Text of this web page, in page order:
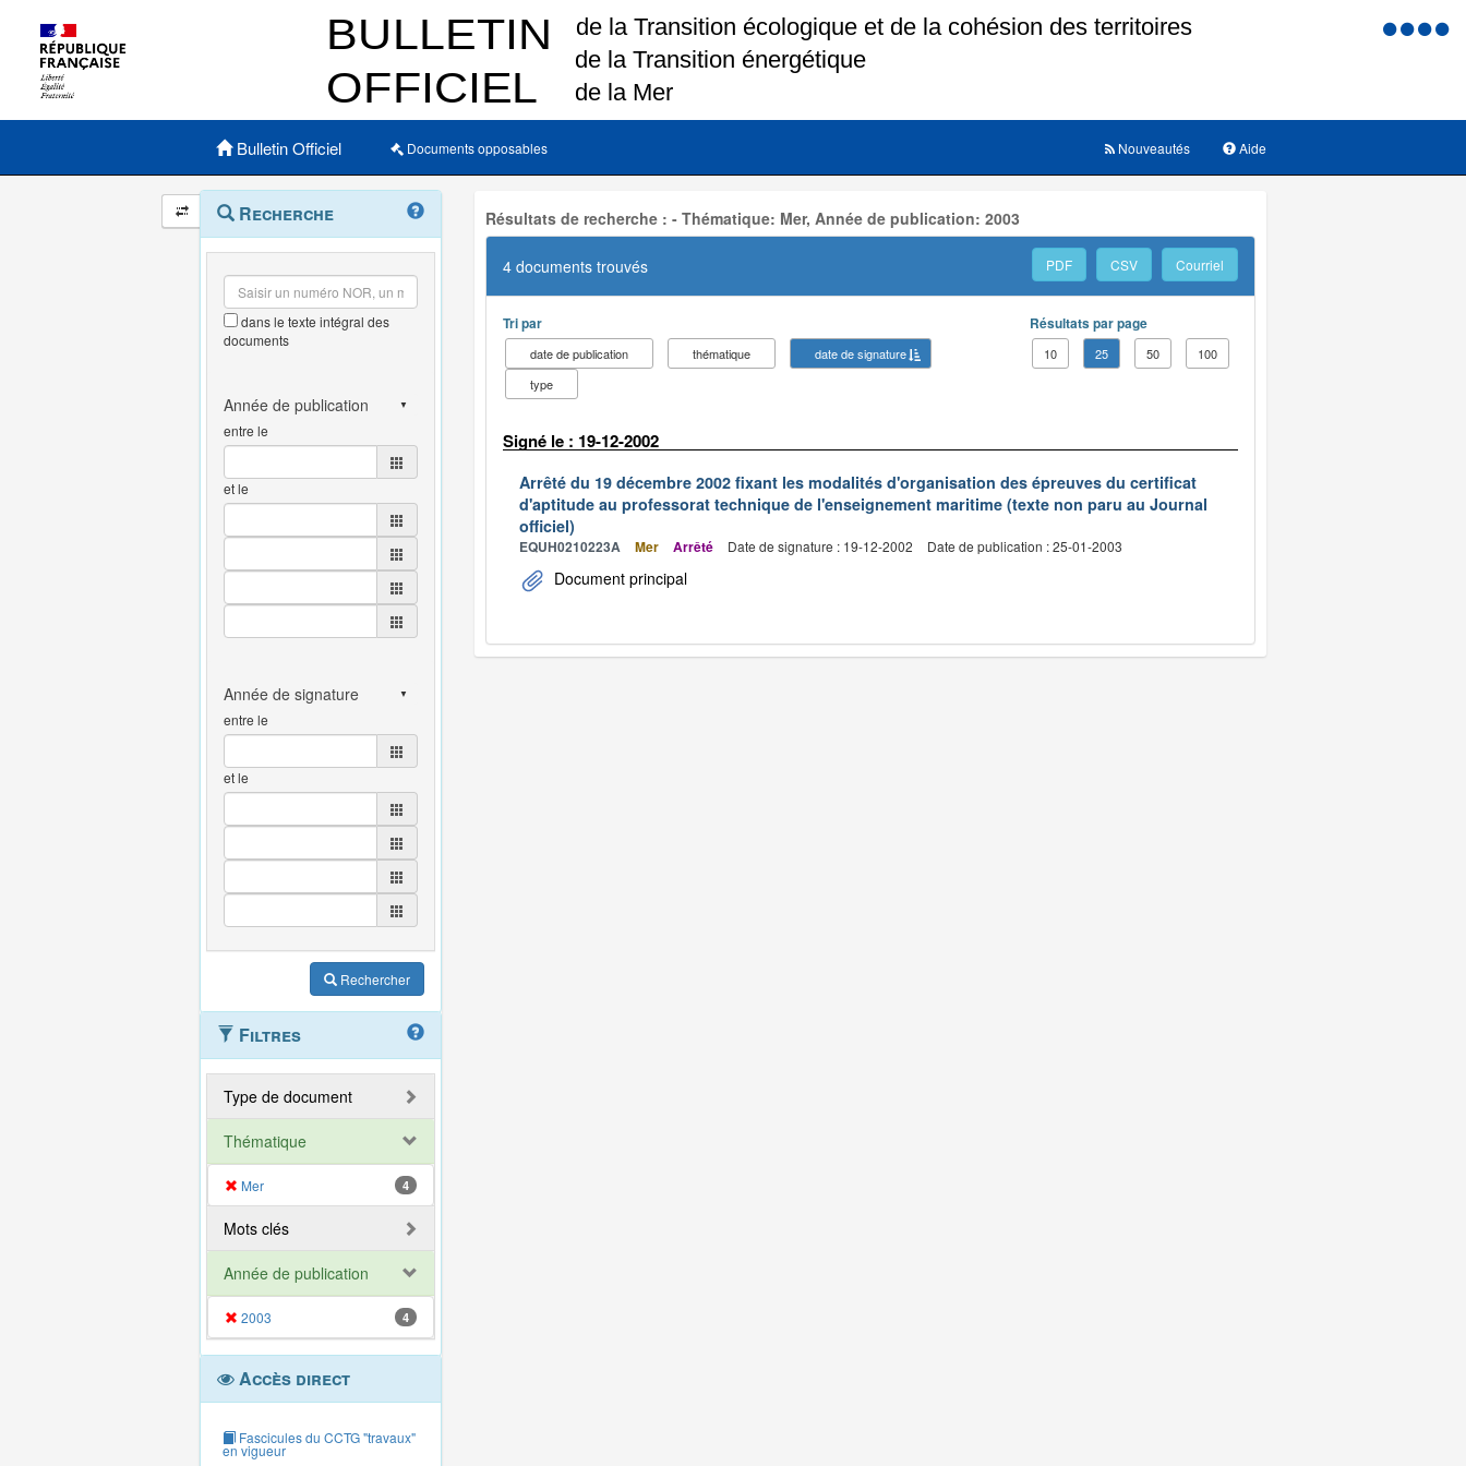
Menu
Menu principal
Bulletin Officiel Documents opposables Aide
Nouveautés
Navigation
et
outils
annexes
Menu
contextuel
Recherche
dans le texte intégral des
documents
entre le
et le
entre le
et le
Rechercher
Filtres
Type de document
Thématique
Mer 4
Mots clés
Année de publication
2003 4
Accès direct
Fascicules du CCTG "travaux"
en vigueur
Résultats de recherche : - Thématique: Mer, Année de publication: 2003
4 documents trouvés PDF CSV Courriel
Tri par
date de publication thématique
date de signature
type
Résultats par page
10 25 50 100
Signé le : 19-12-2002
Arrêté du 19 décembre 2002 fixant les modalités d'organisation des épreuves du certificat
d'aptitude au professorat technique de l'enseignement maritime (texte non paru au Journal
officiel)
EQUH0210223A Mer Arrêté Date de signature : 19-12-2002 Date de publication : 25-01-2003
Document principal